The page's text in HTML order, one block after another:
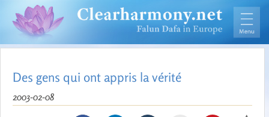
Des gens qui ont appris la vérité
2003-02-08